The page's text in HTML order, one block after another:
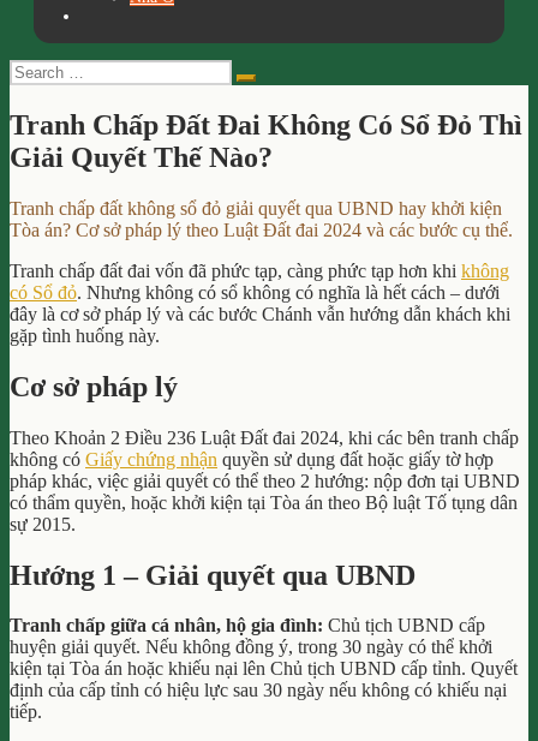
Search
for:
Search
Tranh Chấp Đất Đai Không Có Sổ Đỏ Thì
Giải Quyết Thế Nào?
Tranh chấp đất không sổ đỏ giải quyết qua UBND hay khởi kiện
Tòa án? Cơ sở pháp lý theo Luật Đất đai 2024 và các bước cụ thể.
Tranh chấp đất đai vốn đã phức tạp, càng phức tạp hơn khi không
có Sổ đỏ. Nhưng không có sổ không có nghĩa là hết cách – dưới
đây là cơ sở pháp lý và các bước Chánh vẫn hướng dẫn khách khi
gặp tình huống này.
Cơ sở pháp lý
Theo Khoản 2 Điều 236 Luật Đất đai 2024, khi các bên tranh chấp
không có Giấy chứng nhận quyền sử dụng đất hoặc giấy tờ hợp
pháp khác, việc giải quyết có thể theo 2 hướng: nộp đơn tại UBND
có thẩm quyền, hoặc khởi kiện tại Tòa án theo Bộ luật Tố tụng dân
sự 2015.
Hướng 1 – Giải quyết qua UBND
Tranh chấp giữa cá nhân, hộ gia đình: Chủ tịch UBND cấp
huyện giải quyết. Nếu không đồng ý, trong 30 ngày có thể khởi
kiện tại Tòa án hoặc khiếu nại lên Chủ tịch UBND cấp tỉnh. Quyết
định của cấp tỉnh có hiệu lực sau 30 ngày nếu không có khiếu nại
tiếp.